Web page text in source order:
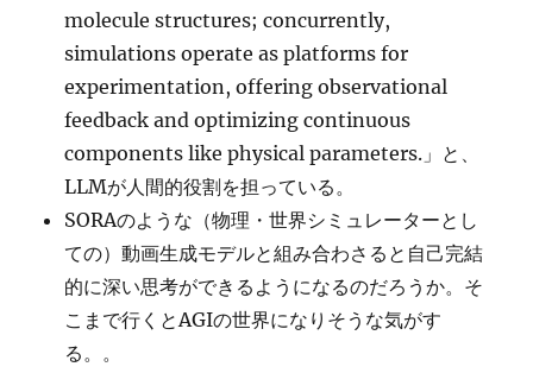
molecule structures; concurrently,
simulations operate as platforms for
experimentation, offering observational
feedback and optimizing continuous
components like physical parameters.」と、
LLMが人間的役割を担っている。
SORAのような（物理・世界シミュレーターとし
ての）動画生成モデルと組み合わさると自己完結
的に深い思考ができるようになるのだろうか。そ
こまで行くとAGIの世界になりそうな気がす
る。。